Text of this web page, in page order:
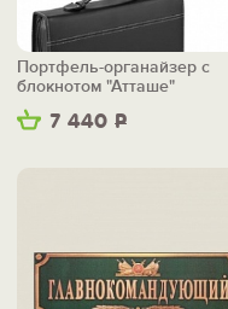
7 440 Р
Портфель-органайзер с
блокнотом "Атташе"